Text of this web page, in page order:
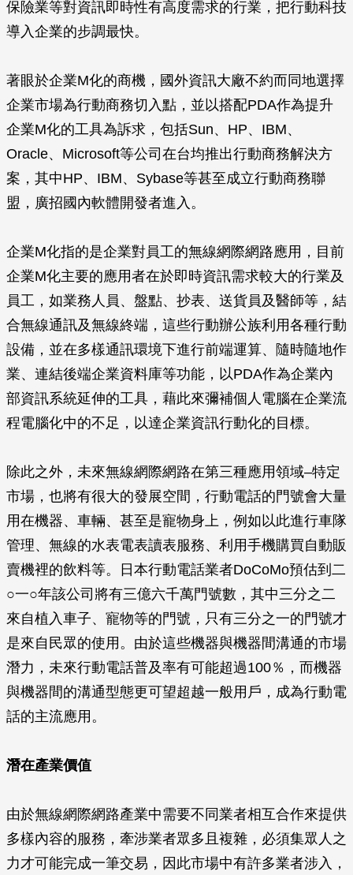
保險業等對資訊即時性有高度需求的行業，把行動科技
導入企業的步調最快。
著眼於企業M化的商機，國外資訊大廠不約而同地選擇
企業市場為行動商務切入點，並以搭配PDA作為提升
企業M化的工具為訴求，包括Sun、HP、IBM、
Oracle、Microsoft等公司在台均推出行動商務解決方
案，其中HP、IBM、Sybase等甚至成立行動商務聯
盟，廣招國內軟體開發者進入。
企業M化指的是企業對員工的無線網際網路應用，目前
企業M化主要的應用者在於即時資訊需求較大的行業及
員工，如業務人員、盤點、抄表、送貨員及醫師等，結
合無線通訊及無線終端，這些行動辦公族利用各種行動
設備，並在多樣通訊環境下進行前端運算、隨時隨地作
業、連結後端企業資料庫等功能，以PDA作為企業內
部資訊系統延伸的工具，藉此來彌補個人電腦在企業流
程電腦化中的不足，以達企業資訊行動化的目標。
除此之外，未來無線網際網路在第三種應用領域–特定
市場，也將有很大的發展空間，行動電話的門號會大量
用在機器、車輛、甚至是寵物身上，例如以此進行車隊
管理、無線的水表電表讀表服務、利用手機購買自動販
賣機裡的飲料等。日本行動電話業者DoCoMo預估到二
○一○年該公司將有三億六千萬門號數，其中三分之二
來自植入車子、寵物等的門號，只有三分之一的門號才
是來自民眾的使用。由於這些機器與機器間溝通的市場
潛力，未來行動電話普及率有可能超過100％，而機器
與機器間的溝通型態更可望超越一般用戶，成為行動電
話的主流應用。
潛在產業價值
由於無線網際網路產業中需要不同業者相互合作來提供
多樣內容的服務，牽涉業者眾多且複雜，必須集眾人之
力才可能完成一筆交易，因此市場中有許多業者涉入，